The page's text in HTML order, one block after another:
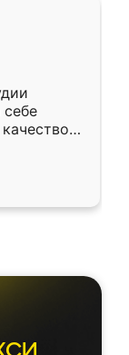
себе
почти